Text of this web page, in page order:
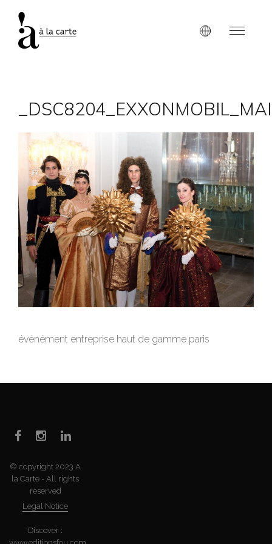
événément entreprise haut de gamme paris
© copyright 2023 A
la Carte - All rights
reserved
Legal Notice
Discover :